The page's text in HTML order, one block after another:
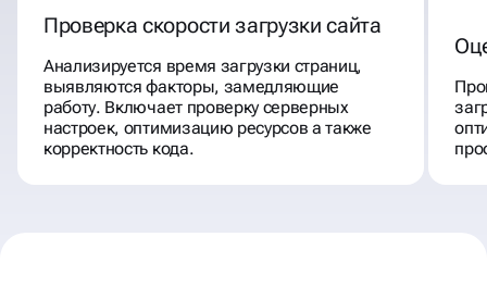
Проверка скорости загрузки сайта
Анализируется время загрузки страниц,
выявляются факторы, замедляющие
работу. Включает проверку серверных
настроек, оптимизацию ресурсов а также